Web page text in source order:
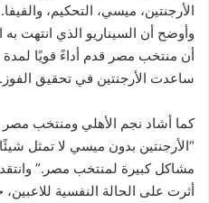
الأرجنتين، ميسي، التحكيم،
وأوضح أن السيناريو الذي انتهت به
ساعدت الأرجنتين في تحقيق الفوز.
كما أشاد نجم الأهلي ومنتخب مصر
“الأرجنتين بدون ميسي لا تمثل
مشاكل كبيرة لمنتخب مصر.” وانتقد
أثرت على الحالة النفسية